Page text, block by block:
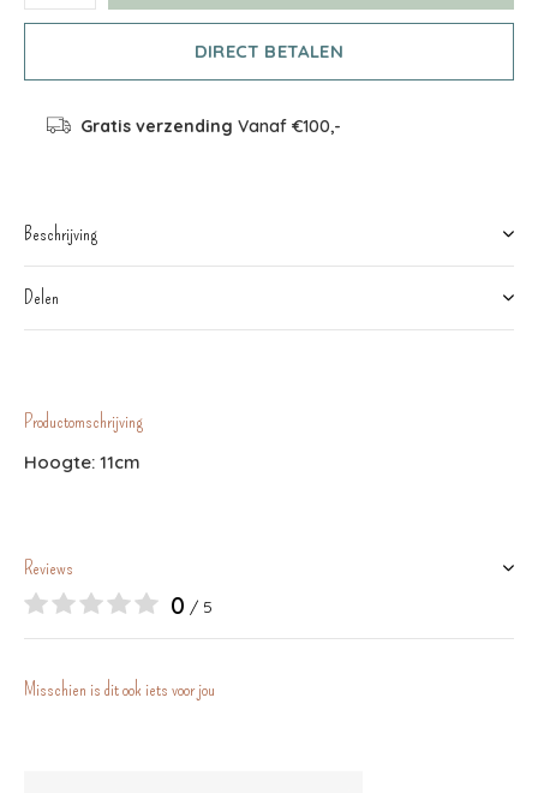
DIRECT BETALEN
Gratis verzending Vanaf €100,-
Beschrijving
Delen
Productomschrijving
Hoogte: 11cm
Reviews
0 / 5
Misschien is dit ook iets voor jou